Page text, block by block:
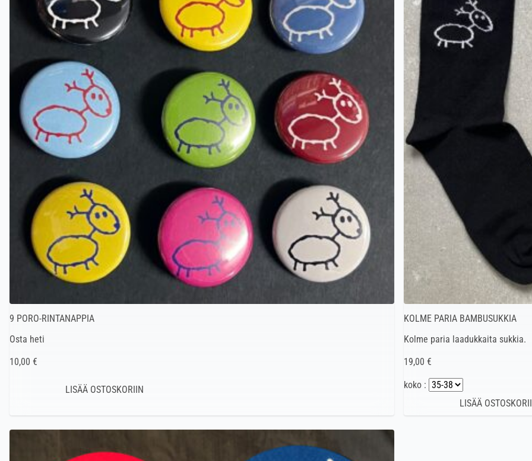
9 PORO-RINTANAPPIA
Osta heti
10,00 €
KOLME PARIA BAMBUSUKKIA
Kolme paria laadukkaita sukkia.
19,00 €
koko :